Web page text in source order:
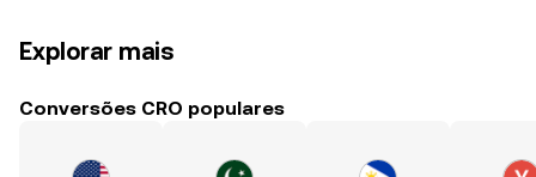
Explorar mais
Conversões CRO populares